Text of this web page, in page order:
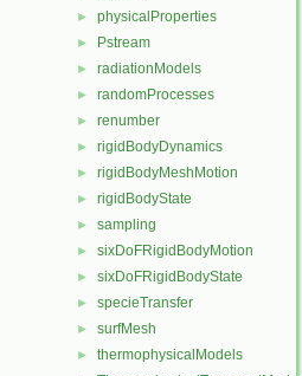
► physicalProperties
► Pstream
► radiationModels
► randomProcesses
► renumber
► rigidBodyDynamics
► rigidBodyMeshMotion
► rigidBodyState
► sampling
► sixDoFRigidBodyMotion
► sixDoFRigidBodyState
► specieTransfer
► surfMesh
► thermophysicalModels